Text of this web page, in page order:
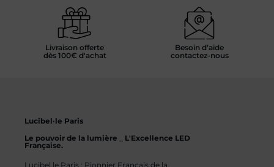
Livraison offerte
dès 100€ d'achat
Besoin d’aide
contactez-nous
Lucibel·le Paris
Le pouvoir de la lumière _ L'Excellence LED
Française.
Lucibel.le Paris : Pionnier Français de la